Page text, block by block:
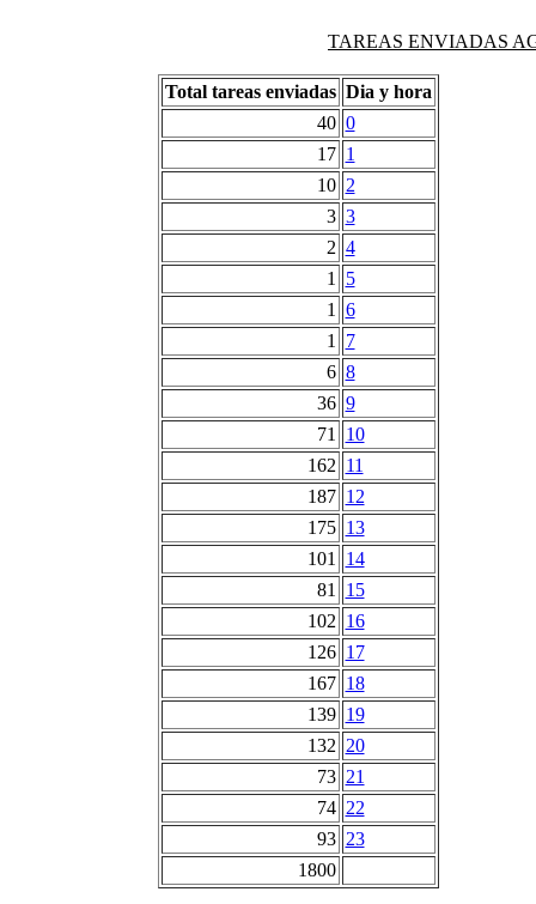
TAREAS ENVIADAS
Total tareas enviadas Dia y hora
40 0
17 1
10 2
3 3
2 4
1
5
1
6
1
7
6 8
36 9
71
10
162 11
187 12
175 13
101
14
81
15
102 16
126 17
167 18
139 19
132 20
73 21
74 22
93 23
1800